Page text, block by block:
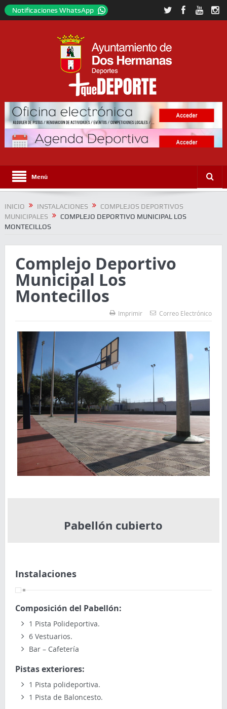
Notificaciones WhatsApp
Menú
INICIO INSTALACIONES
COMPLEJOS DEPORTIVOS
MUNICIPALES
COMPLEJO DEPORTIVO MUNICIPAL LOS
MONTECILLOS
Complejo Deportivo
Municipal Los
Montecillos
Imprimir Correo Electrónico
Pabellón cubierto
Instalaciones
Composición del Pabellón:
1 Pista Polideportiva.
6 Vestuarios.
Bar – Cafetería
Pistas exteriores:
1 Pista polideportiva.
1 Pista de Baloncesto.